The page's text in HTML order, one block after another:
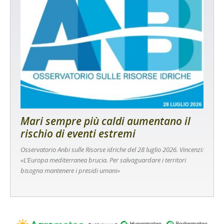
Mari sempre più caldi aumentano il
rischio di eventi estremi
Osservatorio Anbi sulle Risorse idriche del 28 luglio 2026. Vincenzi:
«L’Europa mediterranea brucia. Per salvaguardare i territori
bisogna mantenere i presidi umani»